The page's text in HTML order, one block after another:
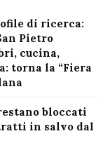
di ricerca:
Pietro
cucina,
torna la “Fiera
bloccati
in salvo dal